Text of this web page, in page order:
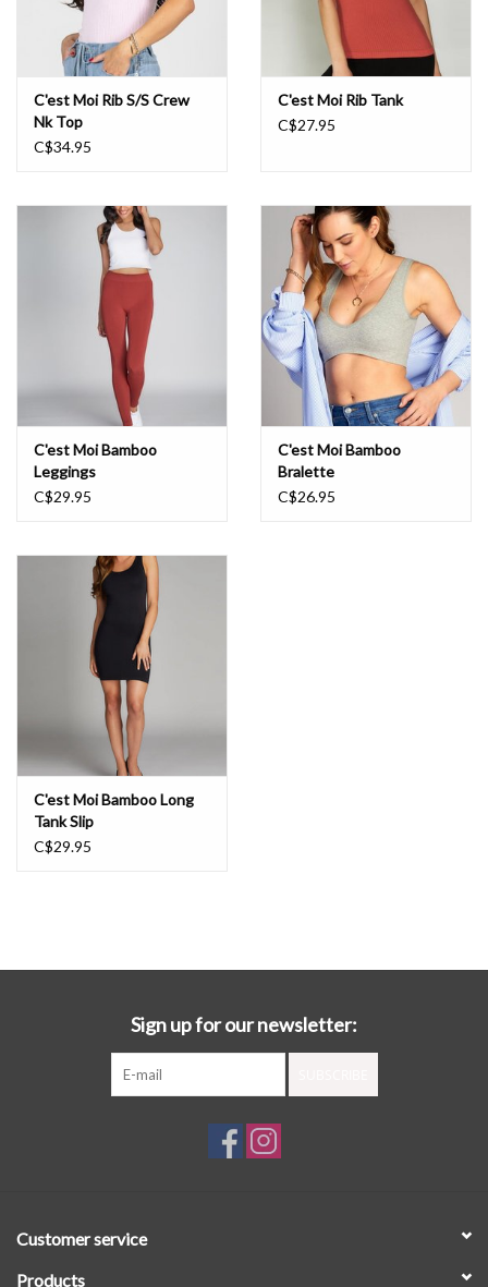
C'est Moi Rib S/S Crew
Nk Top
C$34.95
C'est Moi Rib Tank
C$27.95
C'est Moi Bamboo
Leggings
C$29.95
C'est Moi Bamboo
Bralette
C$26.95
C'est Moi Bamboo Long
Tank Slip
C$29.95
Sign up for our newsletter:
Customer service
Products